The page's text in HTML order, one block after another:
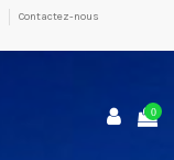
Contactez-nous
0